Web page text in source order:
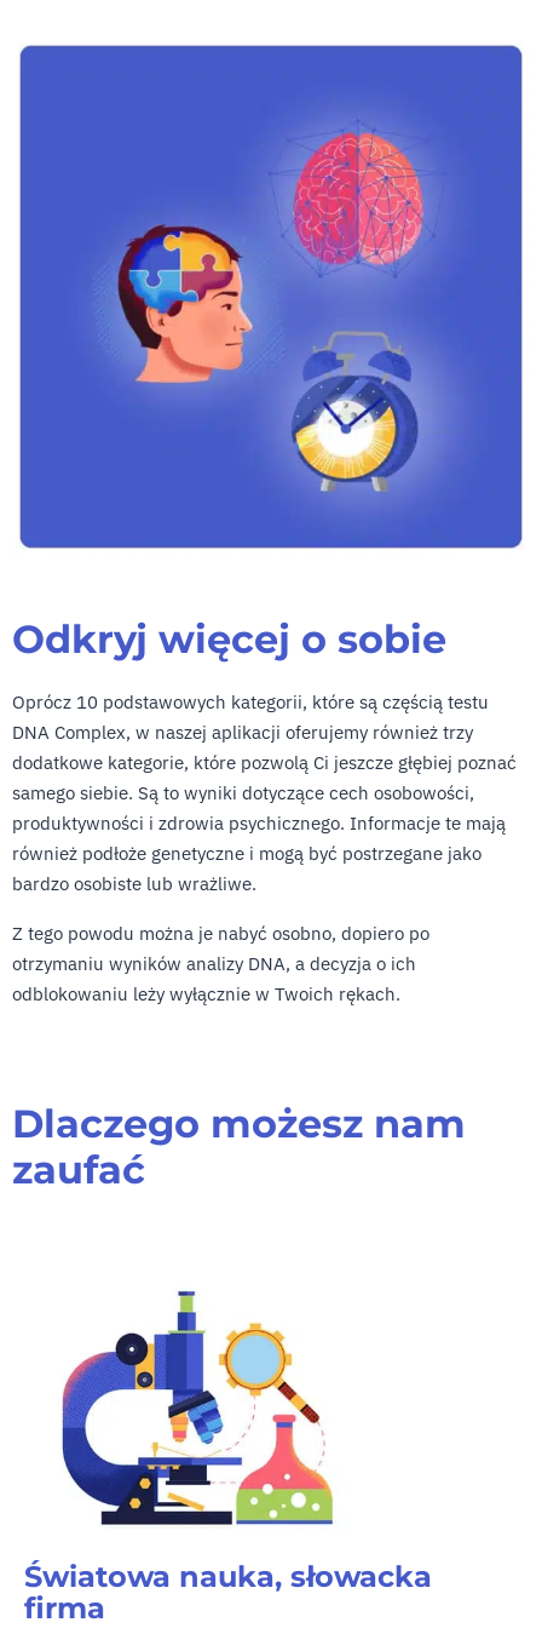
Odkryj więcej o sobie
Oprócz 10 podstawowych kategorii, które są częścią testu
DNA Complex, w naszej aplikacji oferujemy również trzy
dodatkowe kategorie, które pozwolą Ci jeszcze głębiej poznać
samego siebie. Są to wyniki dotyczące cech osobowości,
produktywności i zdrowia psychicznego. Informacje te mają
również podłoże genetyczne i mogą być postrzegane jako
bardzo osobiste lub wrażliwe.
Z tego powodu można je nabyć osobno, dopiero po
otrzymaniu wyników analizy DNA, a decyzja o ich
odblokowaniu leży wyłącznie w Twoich rękach.
Dlaczego możesz nam
zaufać
Światowa nauka, słowacka
firma